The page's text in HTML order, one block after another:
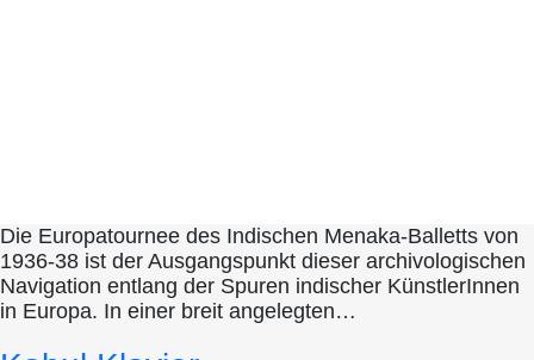
Die Europatournee des Indischen Menaka-Balletts von
1936-38 ist der Ausgangspunkt dieser archivologischen
Navigation entlang der Spuren indischer KünstlerInnen
in Europa. In einer breit angelegten…